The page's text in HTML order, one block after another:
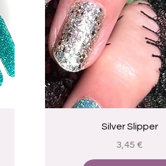
Aperçu rapide
Silver Slipper
Prix
3,45 €